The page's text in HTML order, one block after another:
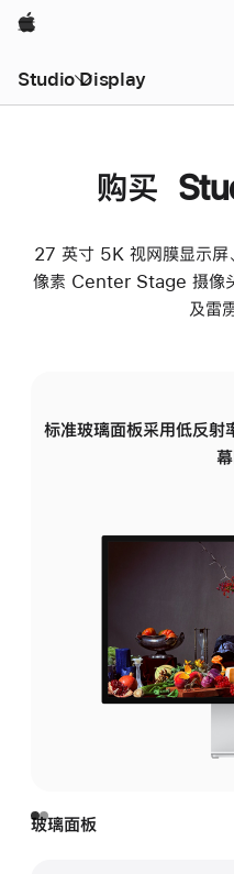
Apple
Studio Display
购买
27 英寸 5K 视网膜显示屏
像素 Center Stage 摄像头
及雷
标准玻璃面板采用低反射
幕
玻璃面板